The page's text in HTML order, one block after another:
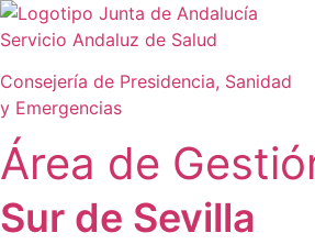
Ir
al
Servicio Andaluz de Salud
Consejería de Presidencia, Sanidad
y Emergencias
Área de
Sur de Sevilla